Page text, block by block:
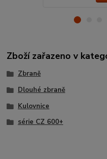
Zboží zařazeno v
Zbraně
Dlouhé zbraně
Kulovnice
série CZ 600+